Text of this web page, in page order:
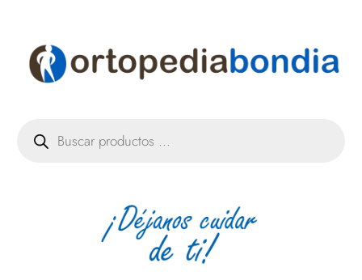
productos